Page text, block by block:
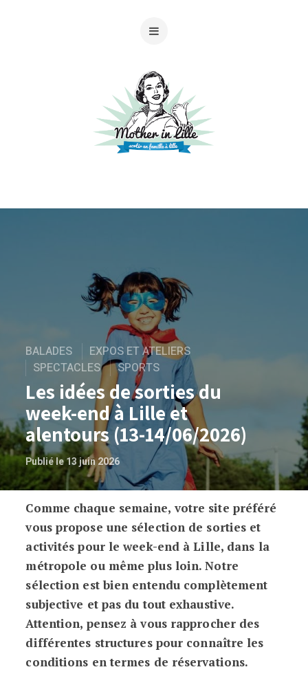
BALADES
EXPOS ET ATELIERS
SPECTACLES
SPORTS
Les idées de sorties du
week-end à Lille et
alentours (13-14/06/2026)
Publié le 13 juin 2026
Les idées de sorties du week-end à
Comme chaque semaine, votre site préféré
vous propose une sélection de sorties et
activités pour le week-end à Lille, dans la
métropole ou même plus loin. Notre
sélection est bien entendu complètement
subjective et pas du tout exhaustive.
Attention, pensez à vous rapprocher des
différentes structures pour connaître les
conditions en termes de réservations.